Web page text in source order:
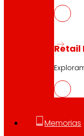
Retail
Memorias